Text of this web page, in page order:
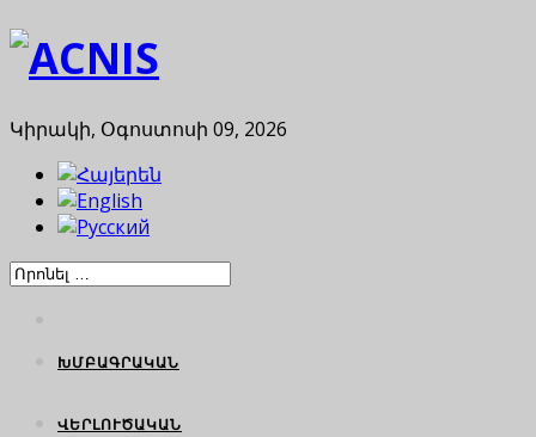
Կիրակի, Օգոստոսի 09, 2026
ԽՄԲԱԳՐԱԿԱՆ
ՎԵՐԼՈՒԾԱԿԱՆ